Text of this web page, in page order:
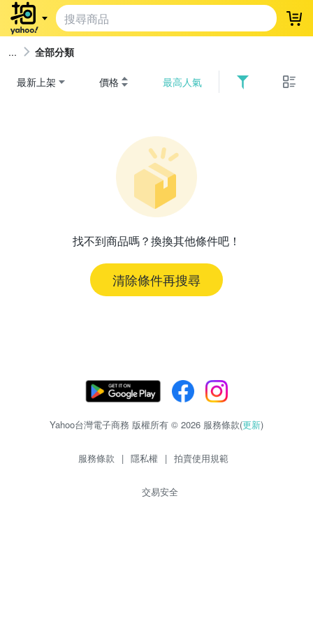
登
全部分類
最新上架 價格 最高人氣
找不到商品嗎？換換其他條件吧！
清除條件再搜尋
Yahoo台灣電子商務 版權所有 © 2026 服務條款(更新)
服務條款 | 隱私權 | 拍賣使用規範
交易安全